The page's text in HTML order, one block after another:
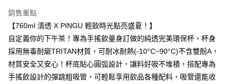
資料（包含姓名、電話或地址）提供予台灣大哥大進項蒐集、處理及利用，
3.完整用戶服務條款，請詳閱以下連結：https://oppay.tw/userRule
是否繳費成功／繳費後需取消欲退款等相關疑問，請聯繫「AFTEE先享後付
客戶支援中心」https://netprotections.freshdesk.com/support/home
【注意事項】
１．透過由恩沛科技股份有限公司提供之「AFTEE先享後付」服務完成之交
易，需依本服務之必要範圍內提供個人資料，並將交易相關給付款項請求債
權轉讓予恩沛科技股份有限公司。
２．關於個人資料處理事宜，請瀏覽以下網址：
宅配
每筆NT$100，滿NT$699(含以上)免運費
銷售重點
【760ml 清透 X PINGU 輕飲時光點亮盛夏！】
自定義你的下午茶！專為手搖飲量身訂做的純透完美環保杯，杯身
採用無毒耐磨TRITAN材質，可耐冰耐熱(-10°C~90°C)不含雙酚A，
材質安全又安心！杯底貼心圓弧設計，讓料好吸不堆積，搭配專為
手搖飲設計的彈跳粗吸管，可輕鬆享用飲品各種配料，吸管還能收